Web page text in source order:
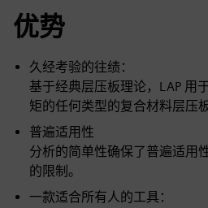
优势
久经考验的往绩：
基于经典层压板理论，LAP 用
矩的任何类型的复合材料层压板
普遍适用性
分析的简单性确保了普遍适用
的限制。
一款适合所有人的工具：